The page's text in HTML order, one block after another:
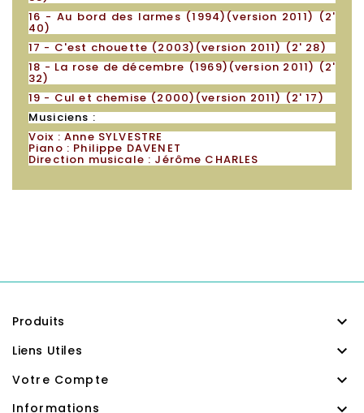
16 - Au bord des larmes (1994)(version 2011) (2'
40)
17 - C'est chouette (2003)(version 2011) (2' 28)
18 - La rose de décembre (1969)(version 2011) (2'
32)
19 - Cul et chemise(2000)(version 2011) (2' 17)
Musiciens :
Voix : Anne SYLVESTRE
Piano : Philippe DAVENET
Direction musicale : Jérôme CHARLES
Produits 
Liens Utiles 
Votre Compte 
Informations